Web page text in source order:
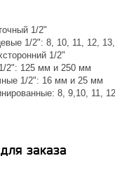
1/2"
1/2": 8, 10, 11, 12,
1/2"
2": 125 мм и 250 мм
1/2": 16 мм и 25 мм
8, 9,10, 11,
заказа